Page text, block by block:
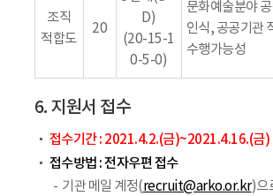
조직
적합도
20
D)
(20-15-1
0-5-0)
문화예술분야
인식, 공공기관
수행가능성
6. 지원서 접수
접수기간 : 2021.4.2.(금)~2021.4.16.(금)
접수방법 : 전자우편 접수
기관 메일 계정(recruit@arko.or.kr)으